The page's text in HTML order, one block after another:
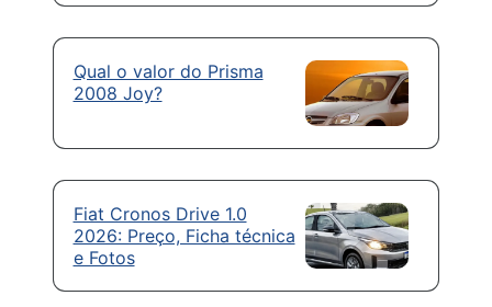
Qual o valor do Prisma
2008 Joy?
Fiat Cronos Drive 1.0
2026: Preço, Ficha técnica
e Fotos